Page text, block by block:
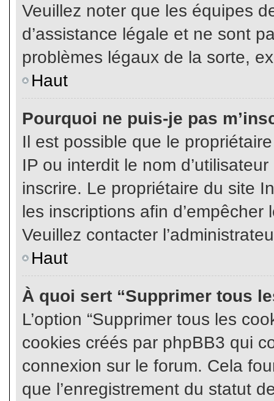
Veuillez noter que les équipes
d’assistance légale et ne sont
problèmes légaux de la sorte,
Haut
Pourquoi ne puis-je pas
Il est possible que le
IP ou interdit le nom
inscrire. Le propriétaire du site
les inscriptions afin d’empêcher
Veuillez contacter
Haut
À quoi sert “Supprimer tous
L’option “Supprimer tous les
cookies créés par phpBB3 qui
connexion sur le forum. Cela
que l’enregistrement du statut